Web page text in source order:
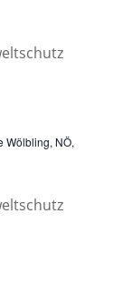
Wölbling, NÖ,